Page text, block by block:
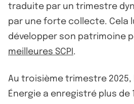
traduite par un trimestre
par une forte collecte. Cela
développer son patrimoine
meilleures SCPI .
Au troisième trimestre 2025,
Énergie a enregistré plus de